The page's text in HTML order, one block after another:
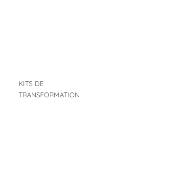
KITS DE
TRANSFORMATION